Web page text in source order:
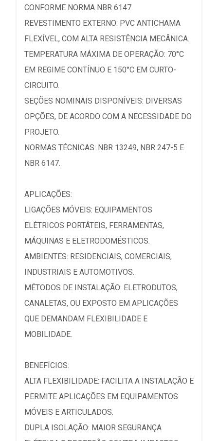
CONFORME NORMA NBR 6147.
REVESTIMENTO EXTERNO: PVC ANTICHAMA
FLEXÍVEL, COM ALTA RESISTÊNCIA MECÂNICA.
TEMPERATURA MÁXIMA DE OPERAÇÃO: 70°C
EM REGIME CONTÍNUO E 150°C EM CURTO-
CIRCUITO.
SEÇÕES NOMINAIS DISPONÍVEIS: DIVERSAS
OPÇÕES, DE ACORDO COM A NECESSIDADE DO
PROJETO.
NORMAS TÉCNICAS: NBR 13249, NBR 247-5 E
NBR 6147.
APLICAÇÕES:
LIGAÇÕES MÓVEIS: EQUIPAMENTOS
ELÉTRICOS PORTÁTEIS, FERRAMENTAS,
MÁQUINAS E ELETRODOMÉSTICOS.
AMBIENTES: RESIDENCIAIS, COMERCIAIS,
INDUSTRIAIS E AUTOMOTIVOS.
MÉTODOS DE INSTALAÇÃO: ELETRODUTOS,
CANALETAS, OU EXPOSTO EM APLICAÇÕES
QUE DEMANDAM FLEXIBILIDADE E
MOBILIDADE.
BENEFÍCIOS:
ALTA FLEXIBILIDADE: FACILITA A INSTALAÇÃO E
PERMITE APLICAÇÕES EM EQUIPAMENTOS
MÓVEIS E ARTICULADOS.
DUPLA ISOLAÇÃO: MAIOR SEGURANÇA